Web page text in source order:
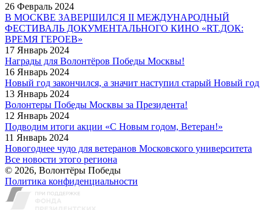
26 Февраль 2024
В МОСКВЕ ЗАВЕРШИЛСЯ II МЕЖДУНАРОДНЫЙ
ФЕСТИВАЛЬ ДОКУМЕНТАЛЬНОГО КИНО «RT.ДОК:
ВРЕМЯ ГЕРОЕВ»
17 Январь 2024
Награды для Волонтёров Победы Москвы!
16 Январь 2024
Новый год закончился, а значит наступил старый Новый год
13 Январь 2024
Волонтеры Победы Москвы за Президента!
12 Январь 2024
Подводим итоги акции «С Новым годом, Ветеран!»
11 Январь 2024
Новогоднее чудо для ветеранов Московского университета
Все новости этого региона
© 2026, Волонтёры Победы
Политика конфиденциальности